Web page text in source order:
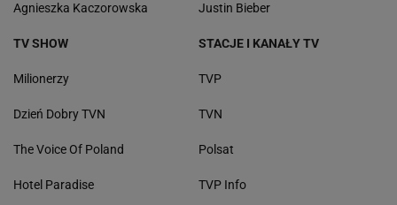
Agnieszka Kaczorowska Justin Bieber
TV SHOW
Milionerzy
Dzień Dobry TVN
The Voice Of Poland
Hotel Paradise
STACJE I KANAŁY TV
TVP
TVN
Polsat
TVP Info